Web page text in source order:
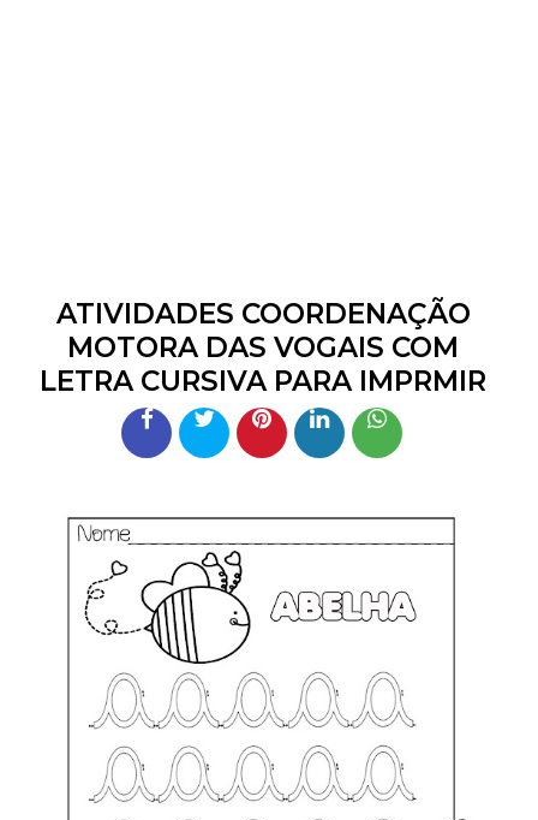
ATIVIDADES COORDENAÇÃO
MOTORA DAS VOGAIS COM
LETRA CURSIVA PARA IMPRMIR